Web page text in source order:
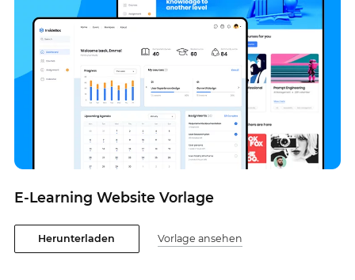
E-Learning Website Vorlage
Herunterladen Vorlage ansehen